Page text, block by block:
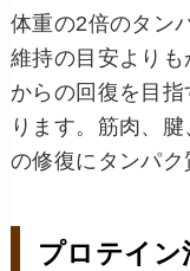
体重の2倍のタン
維持の目安より
からの回復を目
ります。筋肉、
の修復にタンパク
プロテイン